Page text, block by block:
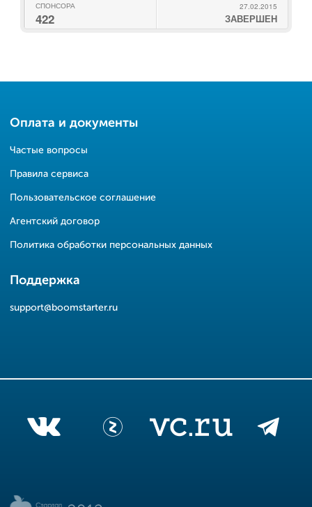
СПОНСОРА
422
27.02.2015
ЗАВЕРШЕН
Оплата и документы
Частые вопросы
Правила сервиса
Пользовательское соглашение
Агентский договор
Политика обработки персональных данных
Поддержка
support@boomstarter.ru